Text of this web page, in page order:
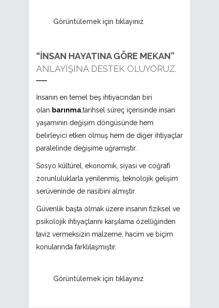
Görüntülemek için tıklayınız
“İNSAN HAYATINA GÖRE MEKAN”
ANLAYIŞINA DESTEK OLUYORUZ.
İnsanın en temel beş ihtiyacından biri
olan barınma,tarihsel süreç içerisinde insan
yaşamının değişim döngüsünde hem
belirleyici etken olmuş hem de diğer ihtiyaçlar
paralelinde değişime uğramıştır.
Sosyo kültürel, ekonomik, siyasi ve coğrafi
zorunluluklarla yenilenmiş, teknolojik gelişim
serüveninde de nasibini almıştır.
Güvenlik başta olmak üzere insanın fiziksel ve
psikolojik ihtiyaçlarını karşılama özelliğinden
taviz vermeksizin malzeme, hacim ve biçim
konularında farklılaşmıştır.
Görüntülemek için tıklayınız